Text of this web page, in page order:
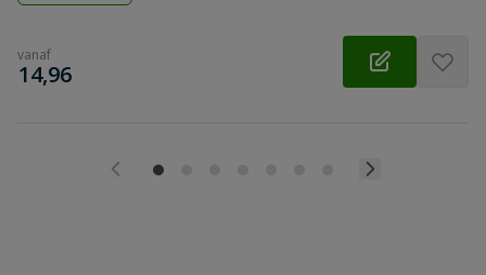
vanaf
€
14,96